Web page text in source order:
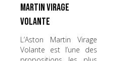
Martin Virage
Volante
L’Aston Martin Virage
Volante est l’une des